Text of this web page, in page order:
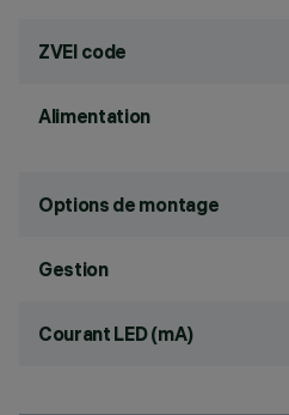
ZVEI code
Alimentation
Options de montage
Gestion
Courant LED (mA)